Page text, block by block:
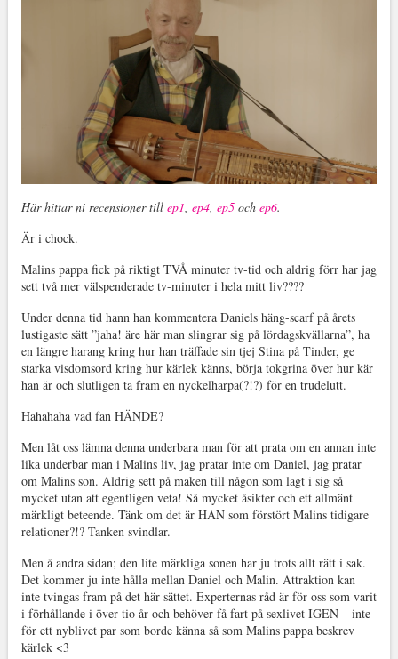
Här hittar ni recensioner till ep1, ep4, ep5och ep6.
Är i chock.
Malins pappa fick på riktigt TVÅ minuter tv-tid och aldrig förr har jag
sett två mer välspenderade tv-minuter i hela mitt liv????
Under denna tid hann han kommentera Daniels häng-scarf på årets
lustigaste sätt ”jaha! äre här man slingrar sig på lördagskvällarna”, ha
en längre harang kring hur han träffade sin tjej Stina på Tinder, ge
starka visdomsord kring hur kärlek känns, börja tokgrina över hur kär
han är och slutligen ta fram en nyckelharpa(?!?) för en trudelutt.
Hahahaha vad fan HÄNDE?
Men låt oss lämna denna underbara man för att prata om en annan inte
lika underbar man i Malins liv, jag pratar inte om Daniel, jag pratar
om Malins son. Aldrig sett på maken till någon som lagt i sig så
mycket utan att egentligen veta! Så mycket åsikter och ett allmänt
märkligt beteende. Tänk om det är HAN som förstört Malins tidigare
relationer?!? Tanken svindlar.
Men å andra sidan; den lite märkliga sonen har ju trots allt rätt i sak.
Det kommer ju inte hålla mellan Daniel och Malin. Attraktion kan
inte tvingas fram på det här sättet. Experternas råd är för oss som varit
i förhållande i över tio år och behöver få fart på sexlivet IGEN – inte
för ett nyblivet par som borde känna så som Malins pappa beskrev
kärlek <3